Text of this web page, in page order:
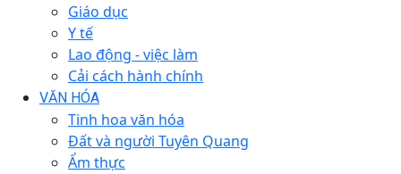
Giáo dục
Y tế
Lao động - việc làm
Cải cách hành chính
VĂN HÓA
Tinh hoa văn hóa
Đất và người Tuyên Quang
Ẩm thực